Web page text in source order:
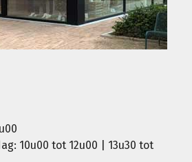
10u00 tot 12u00 | 13u30 tot